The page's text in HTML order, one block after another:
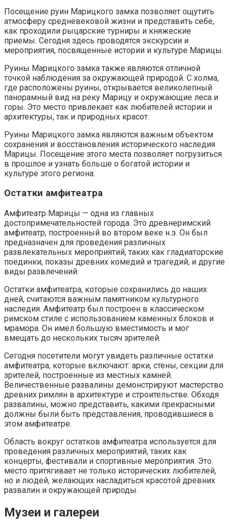
Посещение руин Марицкого замка позволяет ощутить
атмосферу средневековой жизни и представить себе,
как проходили рыцарские турниры и княжеские
приемы. Сегодня здесь проводятся экскурсии и
мероприятия, посвященные истории и культуре Марицы.
Руины Марицкого замка также являются отличной
точкой наблюдения за окружающей природой. С холма,
где расположены руины, открывается великолепный
панорамный вид на реку Марицу и окружающие леса и
горы. Это место привлекает как любителей истории и
архитектуры, так и природных красот.
Руины Марицкого замка являются важным объектом
сохранения и восстановления исторического наследия
Марицы. Посещение этого места позволяет погрузиться
в прошлое и узнать больше о богатой истории и
культуре этого региона.
Остатки амфитеатра
Амфитеатр Марицы — одна из главных
достопримечательностей города. Это древнеримский
амфитеатр, построенный во втором веке н.э. Он был
предназначен для проведения различных
развлекательных мероприятий, таких как гладиаторские
поединки, показы древних комедий и трагедий, и другие
виды развлечений.
Остатки амфитеатра, которые сохранились до наших
дней, считаются важным памятником культурного
наследия. Амфитеатр был построен в классическом
римском стиле с использованием каменных блоков и
мрамора. Он имел большую вместимость и мог
вмещать до нескольких тысяч зрителей.
Сегодня посетители могут увидеть различные остатки
амфитеатра, которые включают: арки, стены, секции для
зрителей, построенные из местных камней.
Величественные развалины демонстрируют мастерство
древних римлян в архитектуре и строительстве. Обходя
развалины, можно представить, какими прекрасными
должны были быть представления, проводившиеся в
этом амфитеатре.
Область вокруг остатков амфитеатра используется для
проведения различных мероприятий, таких как
концерты, фестивали и спортивные мероприятия. Это
место притягивает не только исторических любителей,
но и людей, желающих насладиться красотой древних
развалин и окружающей природы.
Музеи и галереи